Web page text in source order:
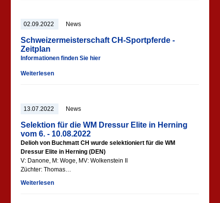
02.09.2022 News
Schweizermeisterschaft CH-Sportpferde -
Zeitplan
Informationen finden Sie hier
Weiterlesen
13.07.2022 News
Selektion für die WM Dressur Elite in Herning
vom 6. - 10.08.2022
Delioh von Buchmatt CHwurde selektioniert für die WM
Dressur Elite in Herning (DEN)
V: Danone, M: Woge, MV: Wolkenstein II
Züchter: Thomas…
Weiterlesen